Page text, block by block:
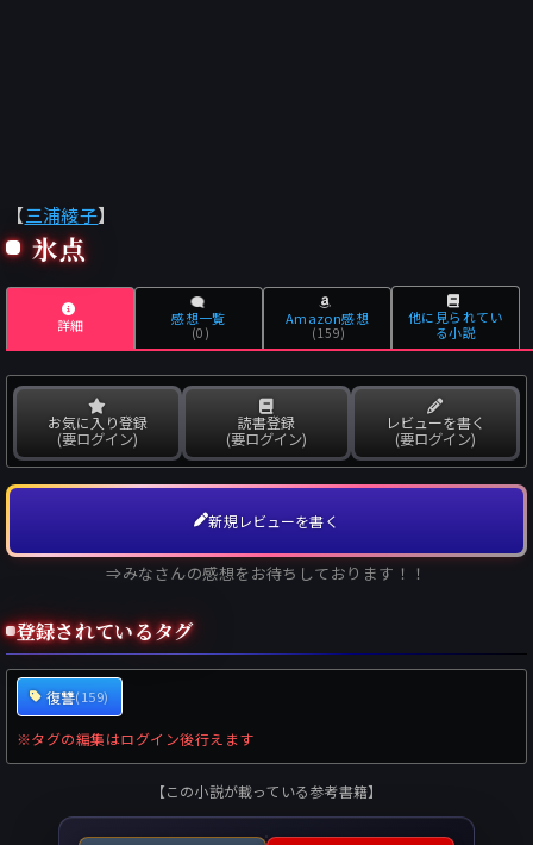
【三浦綾子】
氷点
詳細 感想一覧
(0)
Amazon感想
(159)
他に見られてい
る小説
お気に入り登録
(要ログイン)
読書登録
(要ログイン)
レビューを書く
(要ログイン)
新規レビューを書く
⇒みなさんの感想をお待ちしております！！
登録されているタグ
復讐(159)
※タグの編集はログイン後行えます
【この小説が載っている参考書籍】